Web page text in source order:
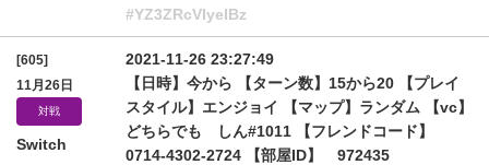
#YZ3ZRcVIyelBz
[605]
11月26日
対戦
Switch
2021-11-26 23:27:49
【日時】今から 【ターン数】15から20 【プレイ
スタイル】エンジョイ 【マップ】ランダム 【vc】
どちらでも しん#1011 【フレンドコード】
0714-4302-2724 【部屋ID】 972435